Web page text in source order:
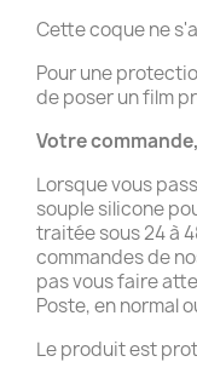
Cette coque ne
Pour une
de poser un film
Votre
Lorsque vous
souple silicone
traitée sous 24 à
commandes de
pas vous faire
Poste, en normal
Le produit est